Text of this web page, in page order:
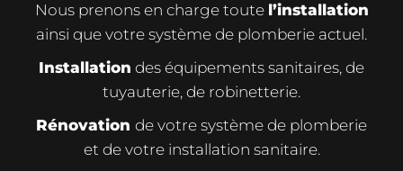
Nous prenons en charge toute l’installation
ainsi que votre système de plomberie actuel.
Installation des équipements sanitaires, de
tuyauterie, de robinetterie.
Rénovation de votre système de plomberie
et de votre installation sanitaire.